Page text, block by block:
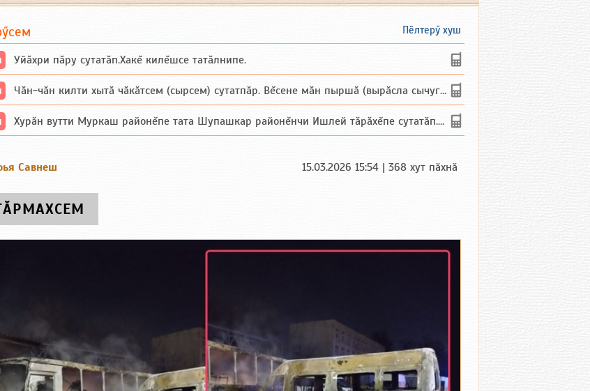
Пӗлтерӳ хуш
Уйăхри пăру сутатăп.Хакĕ килĕшсе татăлнипе.
Чăн-чăн килти хытă чăкăтсем (сырсем) сутатпăр. Вĕсене мăн пыршă (вырăсла сычуг) ...
Хурăн вутти Муркаш районĕпе тата Шупашкар районĕнчи Ишлей тăрăхĕпе сутатăп. Ха...
Савнеш 15.03.2026 15:54 | 368 хут пӑхнӑ